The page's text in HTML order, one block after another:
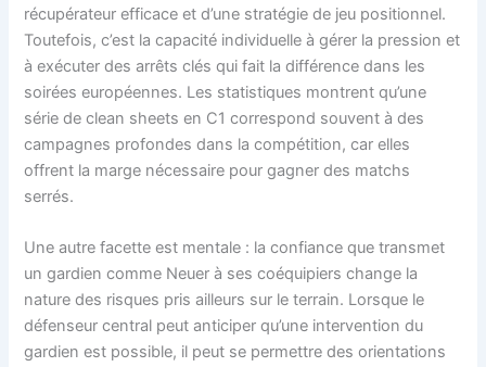
récupérateur efficace et d’une stratégie de jeu positionnel.
Toutefois, c’est la capacité individuelle à gérer la pression et
à exécuter des arrêts clés qui fait la différence dans les
soirées européennes. Les statistiques montrent qu’une
série de clean sheets en C1 correspond souvent à des
campagnes profondes dans la compétition, car elles
offrent la marge nécessaire pour gagner des matchs
serrés.
Une autre facette est mentale : la confiance que transmet
un gardien comme Neuer à ses coéquipiers change la
nature des risques pris ailleurs sur le terrain. Lorsque le
défenseur central peut anticiper qu’une intervention du
gardien est possible, il peut se permettre des orientations